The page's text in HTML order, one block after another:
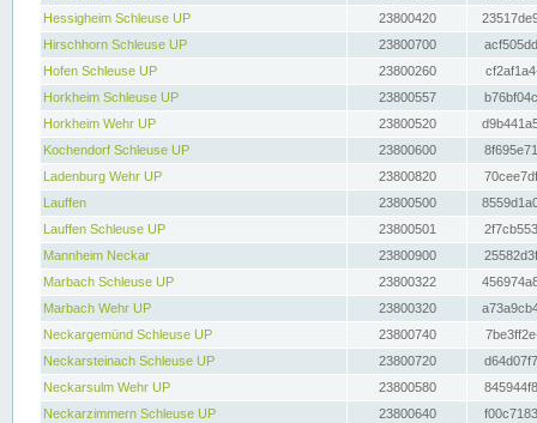
Hessigheim Schleuse UP
23800420
Hirschhorn Schleuse UP
23800700
Hofen Schleuse UP
23800260
Horkheim Schleuse UP
23800557
Horkheim Wehr UP
23800520
Kochendorf Schleuse UP
23800600
Ladenburg Wehr UP
23800820
Lauffen
23800500
Lauffen Schleuse UP
23800501
Mannheim Neckar
23800900
Marbach Schleuse UP
23800322
Marbach Wehr UP
23800320
Neckargemünd Schleuse UP
23800740
Neckarsteinach Schleuse UP
23800720
Neckarsulm Wehr UP
23800580
Neckarzimmern Schleuse UP
23800640